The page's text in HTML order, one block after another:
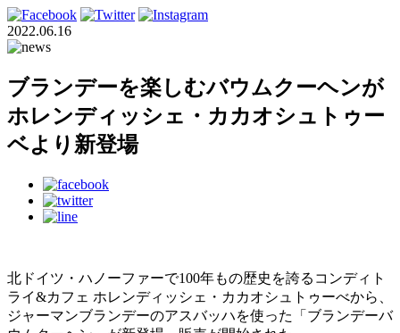
2022.06.16
ブランデーを楽しむバウムクーヘンが
ホレンディッシェ・カカオシュトゥー
ベより新登場
北ドイツ・ハノーファーで100年もの歴史を誇るコンディト
ライ&カフェ ホレンディッシェ・カカオシュトゥーべから、
ジャーマンブランデーのアスバッハを使った「ブランデーバ